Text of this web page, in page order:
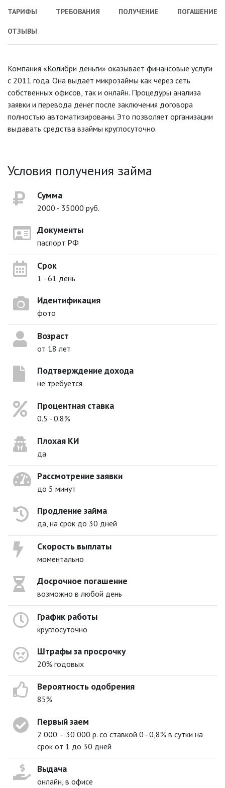
ТАРИФЫ ТРЕБОВАНИЯ ПОЛУЧЕНИЕ ПОГАШЕНИЕ
ОТЗЫВЫ
Компания «Колибри деньги» оказывает финансовые услуги
с 2011 года. Она выдает микрозаймы как через сеть
собственных офисов, так и онлайн. Процедуры анализа
заявки и перевода денег после заключения договора
полностью автоматизированы. Это позволяет организации
выдавать средства взаймы круглосуточно.
Условия получения займа
Сумма
2000 - 35000 руб.
Документы
паспорт РФ
Срок
1 - 61 день
Идентификация
фото
Возраст
от 18 лет
Подтверждение дохода
не требуется
Процентная ставка
0.5 - 0.8%
Плохая КИ
да
Рассмотрение заявки
до 5 минут
Продление займа
да, на срок до 30 дней
Скорость выплаты
моментально
Досрочное погашение
возможно в любой день
График работы
круглосуточно
Штрафы за просрочку
20% годовых
Вероятность одобрения
85%
Первый заем
2 000 – 30 000 р. со ставкой 0–0,8% в сутки на
срок от 1 до 30 дней
Выдача
онлайн, в офисе